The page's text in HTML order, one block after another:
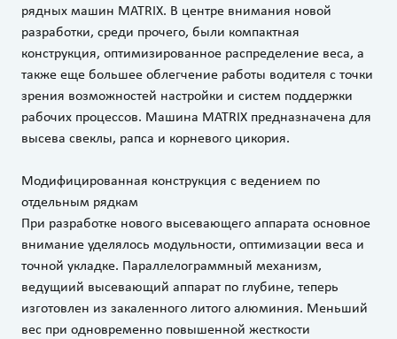
рядных машин MATRIX. В центре внимания новой
разработки, среди прочего, были компактная
конструкция, оптимизированное распределение веса, а
также еще большее облегчение работы водителя с точки
зрения возможностей настройки и систем поддержки
рабочих процессов. Машина MATRIX предназначена для
высева свеклы, рапса и корневого цикория.
Модифицированная конструкция с ведением по
отдельным рядкам
При разработке нового высевающего аппарата основное
внимание уделялось модульности, оптимизации веса и
точной укладке. Параллелограммный механизм,
ведущиий высевающий аппарат по глубине, теперь
изготовлен из закаленного литого алюминия. Меньший
вес при одновременно повышенной жесткости